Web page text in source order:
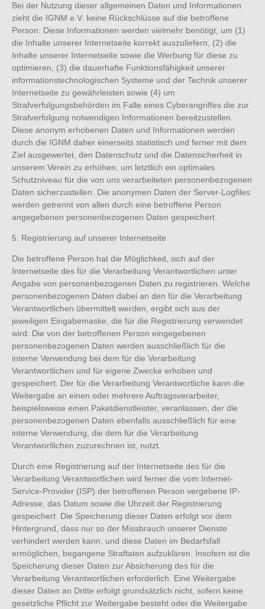
Bei der Nutzung dieser allgemeinen Daten und Informationen
zieht die IGNM e.V. keine Rückschlüsse auf die betroffene
Person. Diese Informationen werden vielmehr benötigt, um (1)
die Inhalte unserer Internetseite korrekt auszuliefern, (2) die
Inhalte unserer Internetseite sowie die Werbung für diese zu
optimieren, (3) die dauerhafte Funktionsfähigkeit unserer
informationstechnologischen Systeme und der Technik unserer
Internetseite zu gewährleisten sowie (4) um
Strafverfolgungsbehörden im Falle eines Cyberangriffes die zur
Strafverfolgung notwendigen Informationen bereitzustellen.
Diese anonym erhobenen Daten und Informationen werden
durch die IGNM daher einerseits statistisch und ferner mit dem
Ziel ausgewertet, den Datenschutz und die Datensicherheit in
unserem Verein zu erhöhen, um letztlich ein optimales
Schutzniveau für die von uns verarbeiteten personenbezogenen
Daten sicherzustellen. Die anonymen Daten der Server-Logfiles
werden getrennt von allen durch eine betroffene Person
angegebenen personenbezogenen Daten gespeichert.
5. Registrierung auf unserer Internetseite
Die betroffene Person hat die Möglichkeit, sich auf der
Internetseite des für die Verarbeitung Verantwortlichen unter
Angabe von personenbezogenen Daten zu registrieren. Welche
personenbezogenen Daten dabei an den für die Verarbeitung
Verantwortlichen übermittelt werden, ergibt sich aus der
jeweiligen Eingabemaske, die für die Registrierung verwendet
wird. Die von der betroffenen Person eingegebenen
personenbezogenen Daten werden ausschließlich für die
interne Verwendung bei dem für die Verarbeitung
Verantwortlichen und für eigene Zwecke erhoben und
gespeichert. Der für die Verarbeitung Verantwortliche kann die
Weitergabe an einen oder mehrere Auftragsverarbeiter,
beispielsweise einen Paketdienstleister, veranlassen, der die
personenbezogenen Daten ebenfalls ausschließlich für eine
interne Verwendung, die dem für die Verarbeitung
Verantwortlichen zuzurechnen ist, nutzt.
Durch eine Registrierung auf der Internetseite des für die
Verarbeitung Verantwortlichen wird ferner die vom Internet-
Service-Provider (ISP) der betroffenen Person vergebene IP-
Adresse, das Datum sowie die Uhrzeit der Registrierung
gespeichert. Die Speicherung dieser Daten erfolgt vor dem
Hintergrund, dass nur so der Missbrauch unserer Dienste
verhindert werden kann, und diese Daten im Bedarfsfall
ermöglichen, begangene Straftaten aufzuklären. Insofern ist die
Speicherung dieser Daten zur Absicherung des für die
Verarbeitung Verantwortlichen erforderlich. Eine Weitergabe
dieser Daten an Dritte erfolgt grundsätzlich nicht, sofern keine
gesetzliche Pflicht zur Weitergabe besteht oder die Weitergabe